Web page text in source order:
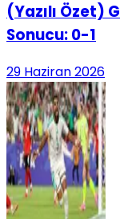
(Yazılı Özet)
Sonucu: 0-1
29 Haziran 2026